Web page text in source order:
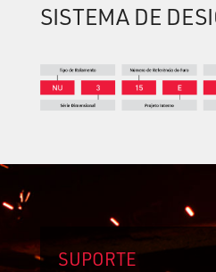
SISTEMA DE
SUPORTE